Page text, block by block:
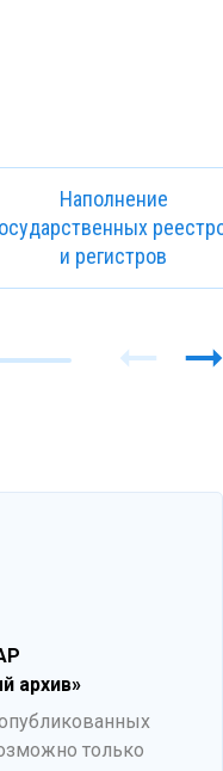
Наполнение
и регистров
архив»
только